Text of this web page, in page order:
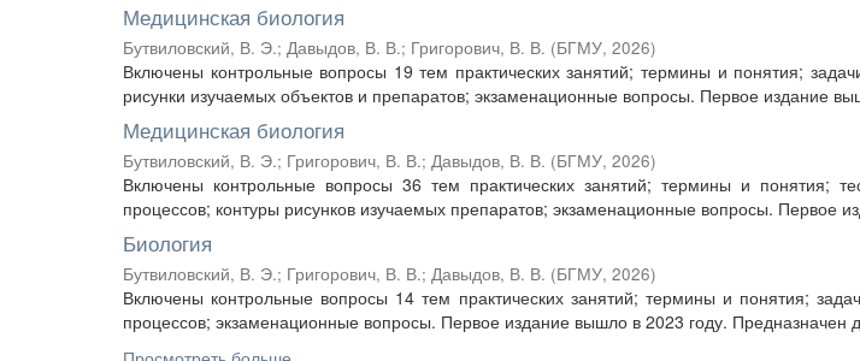
Медицинская биология
Бутвиловский, В. Э.; Давыдов, В. В.; Григорович, В. В. (БГМУ, 2026)
Включены контрольные вопросы 19 тем практических занятий; термины и понятия;
рисунки изучаемых объектов и препаратов; экзаменационные вопросы. Первое издание
Медицинская биология
Бутвиловский, В. Э.; Григорович, В. В.; Давыдов, В. В. (БГМУ, 2026)
Включены контрольные вопросы 36 тем практических занятий; термины и понятия;
процессов; контуры рисунков изучаемых препаратов; экзаменационные вопросы. Первое
Биология
Бутвиловский, В. Э.; Григорович, В. В.; Давыдов, В. В. (БГМУ, 2026)
Включены контрольные вопросы 14 тем практических занятий; термины и понятия;
процессов; экзаменационные вопросы. Первое издание вышло в 2023 году. Предназначен